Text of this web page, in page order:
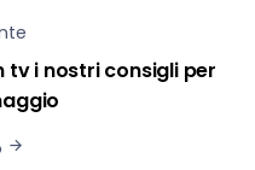
tv i nostri consigli per